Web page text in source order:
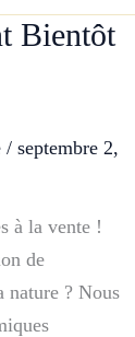
Bientôt
/septembre 2,
à la vente !
de
nature ? Nous